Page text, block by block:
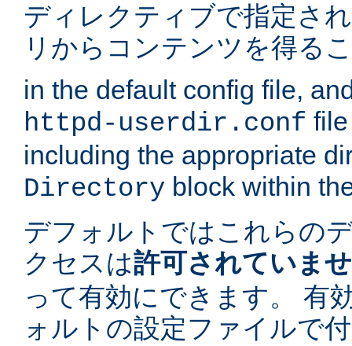
ディレクティブで指定さ
リからコンテンツを得る
in the default config file,
httpd-userdir.conf
including the appropriate
Directory block within
デフォルトではこれらの
クセスは許可されていま
って有効にできます。 有
ォルトの設定ファイルで